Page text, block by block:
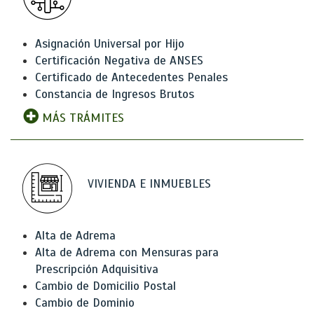
Asignación Universal por Hijo
Certificación Negativa de ANSES
Certificado de Antecedentes Penales
Constancia de Ingresos Brutos
MÁS TRÁMITES
VIVIENDA E INMUEBLES
Alta de Adrema
Alta de Adrema con Mensuras para
Prescripción Adquisitiva
Cambio de Domicilio Postal
Cambio de Dominio